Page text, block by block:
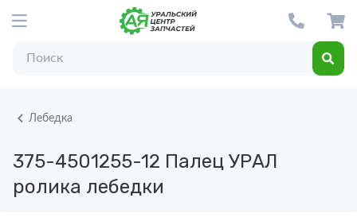
Лебедка
375-4501255-12 Палец УРАЛ
ролика лебедки